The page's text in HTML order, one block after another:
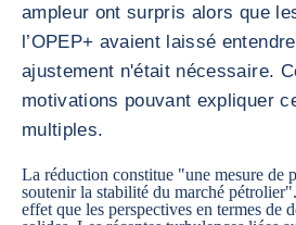
ampleur ont surpris alors que
l’OPEP+ avaient laissé
ajustement n'était nécessaire.
motivations pouvant expliquer
multiples.
La réduction constitue "une mesure de
soutenir la stabilité du marché
effet que les perspectives en termes de